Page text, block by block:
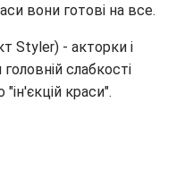
вони готові на все.
Styler) - акторки і
головній слабкості
краси".